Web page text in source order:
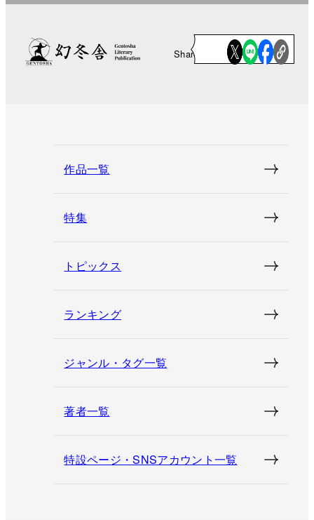
Share
作品一覧
特集
トピックス
ランキング
ジャンル・タグ一覧
著者一覧
特設ページ・SNSアカウント一覧